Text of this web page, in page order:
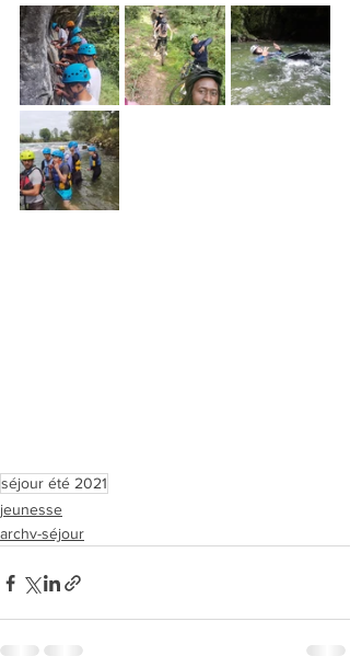
séjour été 2021
jeunesse
archv-séjour